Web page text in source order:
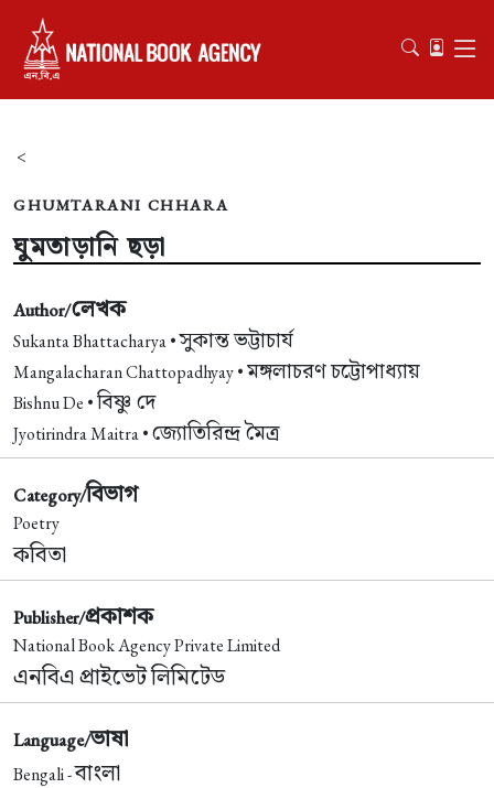
<
GHUMTARANI CHHARA
ঘুমতাড়ানি ছড়া
Author/লেখক
Sukanta Bhattacharya •সুকান্ত ভট্টাচার্য
Mangalacharan Chattopadhyay •মঙ্গলাচরণ চট্টোপাধ্যায়
Bishnu De •বিষ্ণু দে
Jyotirindra Maitra •জ্যোতিরিন্দ্র মৈত্র
Category/বিভাগ
Poetry
কবিতা
Publisher/প্রকাশক
National Book Agency Private Limited
এনবিএ প্রাইভেট লিমিটেড
Language/ভাষা
Bengali -বাংলা